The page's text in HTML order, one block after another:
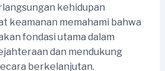
kehidupan
keamanan memahami bahwa
fondasi utama dalam
dan mendukung
berkelanjutan.